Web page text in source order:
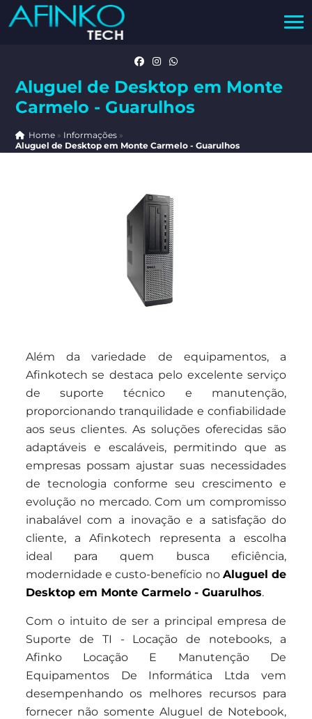
Aluguel de Desktop em Monte
Carmelo - Guarulhos
Home» Informações »
Aluguel de Desktop em Monte Carmelo - Guarulhos
Além da variedade de equipamentos, a
Afinkotech se destaca pelo excelente serviço
de suporte técnico e manutenção,
proporcionando tranquilidade e confiabilidade
aos seus clientes. As soluções oferecidas são
adaptáveis e escaláveis, permitindo que as
empresas possam ajustar suas necessidades
de tecnologia conforme seu crescimento e
evolução no mercado. Com um compromisso
inabalável com a inovação e a satisfação do
cliente, a Afinkotech representa a escolha
ideal para quem busca eficiência,
modernidade e custo-benefício no Aluguel de
Desktop em Monte Carmelo - Guarulhos.
Com o intuito de ser a principal empresa de
Suporte de TI - Locação de notebooks, a
Afinko Locação E Manutenção De
Equipamentos De Informática Ltda vem
desempenhando os melhores recursos para
fornecer não somente Aluguel de Notebook,